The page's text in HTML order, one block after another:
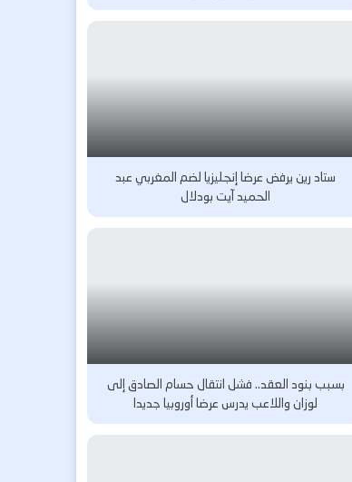
ستاد رين يرفض عرضا إنجليزيا لضم المغربي عبد
الحميد آيت بودلال
بسبب بنود العقد.. فشل انتقال حسام الصادق إلى
لوزان واللاعب يدرس عرضا أوروبيا جديدا